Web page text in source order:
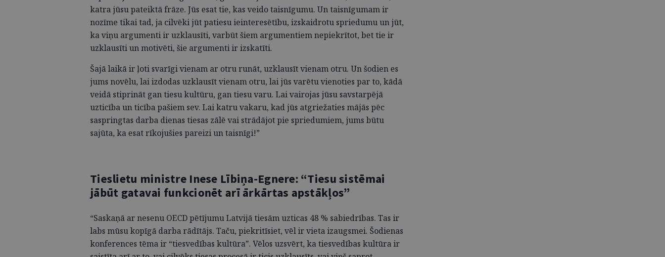
katra jūsu pateiktā frāze. Jūs esat tie, kas veido taisnīgumu. Un taisnīgumam ir
nozīme tikai tad, ja cilvēki jūt patiesu ieinteresētību, izskaidrotu spriedumu un jūt,
ka viņu argumenti ir uzklausīti, varbūt šiem argumentiem nepiekrītot, bet tie ir
uzklausīti un motivēti, šie argumenti ir izskatīti.
Šajā laikā ir ļoti svarīgi vienam ar otru runāt, uzklausīt vienam otru. Un šodien es
jums novēlu, lai izdodas uzklausīt vienam otru, lai jūs varētu vienoties par to, kādā
veidā stiprināt gan tiesu kultūru, gan tiesu varu. Lai vairojas jūsu savstarpējā
uzticība un ticība pašiem sev. Lai katru vakaru, kad jūs atgriežaties mājās pēc
saspringtas darba dienas tiesas zālē vai strādājot pie spriedumiem, jums būtu
sajūta, ka esat rīkojušies pareizi un taisnīgi!”
Tieslietu ministre Inese Lībiņa-Egnere: “Tiesu sistēmai
jābūt gatavai funkcionēt arī ārkārtas apstākļos”
“Saskaņā ar nesenu OECD pētījumu Latvijā tiesām uzticas 48 % sabiedrības. Tas ir
labs mūsu kopīgā darba rādītājs. Taču, piekritīsiet, vēl ir vieta izaugsmei. Šodienas
konferences tēma ir “tiesvedības kultūra”. Vēlos uzsvērt, ka tiesvedības kultūra ir